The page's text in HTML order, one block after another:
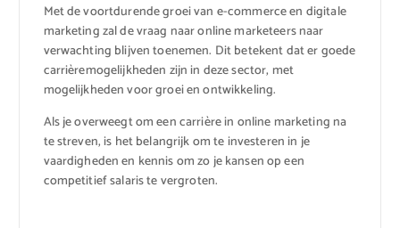
Met de voortdurende groei van e-commerce en digitale
marketing zal de vraag naar online marketeers naar
verwachting blijven toenemen. Dit betekent dat er goede
carrièremogelijkheden zijn in deze sector, met
mogelijkheden voor groei en ontwikkeling.
Als je overweegt om een carrière in online marketing na
te streven, is het belangrijk om te investeren in je
vaardigheden en kennis om zo je kansen op een
competitief salaris te vergroten.